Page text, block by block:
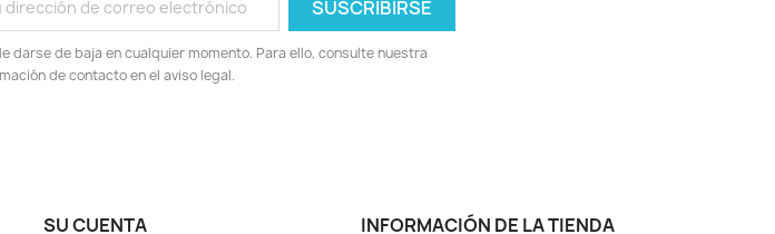
darse de baja en cualquier momento. Para ello, consulte nuestra
de contacto en el aviso legal.
SU CUENTA INFORMACIÓN DE LA TIENDA